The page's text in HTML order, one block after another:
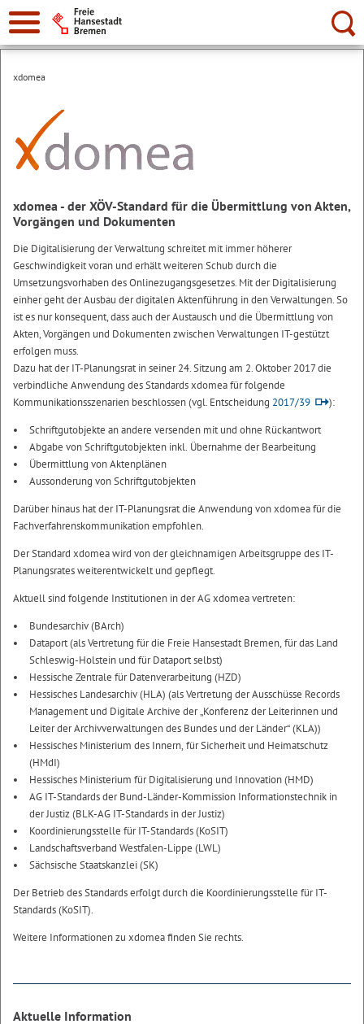
Suche:
xdomea
xdomea - der XÖV-Standard für die Übermittlung von Akten,
Vorgängen und Dokumenten
Die Digitalisierung der Verwaltung schreitet mit immer höherer
Geschwindigkeit voran und erhält weiteren Schub durch die
Umsetzungsvorhaben des Onlinezugangsgesetzes. Mit der Digitalisierung
einher geht der Ausbau der digitalen Aktenführung in den Verwaltungen. So
ist es nur konsequent, dass auch der Austausch und die Übermittlung von
Akten, Vorgängen und Dokumenten zwischen Verwaltungen IT-gestützt
erfolgen muss.
Dazu hat der IT-Planungsrat in seiner 24. Sitzung am 2. Oktober 2017 die
verbindliche Anwendung des Standards xdomea für folgende
Kommunikationsszenarien beschlossen (vgl. Entscheidung 2017/39
):
Schriftgutobjekte an andere versenden mit und ohne Rückantwort
Abgabe von Schriftgutobjekten inkl. Übernahme der Bearbeitung
Übermittlung von Aktenplänen
Aussonderung von Schriftgutobjekten
Darüber hinaus hat der IT-Planungsrat die Anwendung von xdomea für die
Fachverfahrenskommunikation empfohlen.
Der Standard xdomea wird von der gleichnamigen Arbeitsgruppe des IT-
Planungsrates weiterentwickelt und gepflegt.
Aktuell sind folgende Institutionen in der AG xdomea vertreten:
Bundesarchiv (BArch)
Dataport (als Vertretung für die Freie Hansestadt Bremen, für das Land
Schleswig-Holstein und für Dataport selbst)
Hessische Zentrale für Datenverarbeitung (HZD)
Hessisches Landesarchiv (HLA) (als Vertretung der Ausschüsse Records
Management und Digitale Archive der „Konferenz der Leiterinnen und
Leiter der Archivverwaltungen des Bundes und der Länder“ (KLA))
Hessisches Ministerium des Innern, für Sicherheit und Heimatschutz
(HMdI)
Hessisches Ministerium für Digitalisierung und Innovation (HMD)
AG IT-Standards der Bund-Länder-Kommission Informationstechnik in
der Justiz (BLK-AG IT-Standards in der Justiz)
Koordinierungsstelle für IT-Standards (KoSIT)
Landschaftsverband Westfalen-Lippe (LWL)
Sächsische Staatskanzlei (SK)
Der Betrieb des Standards erfolgt durch die Koordinierungsstelle für IT-
Standards (KoSIT).
Weitere Informationen zu xdomea finden Sie rechts.
Aktuelle Information